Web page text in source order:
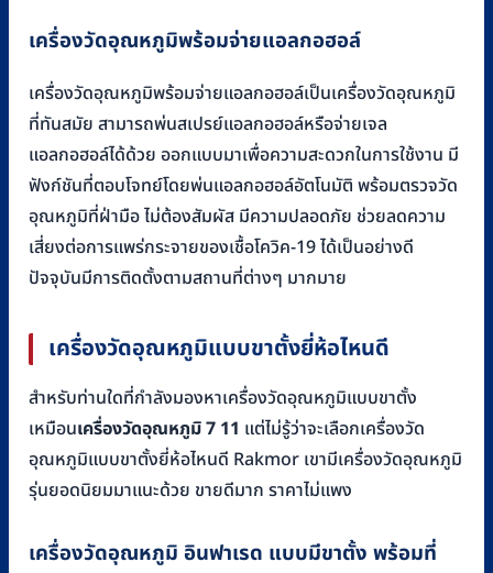
เครื่องวัดอุณหภูมิพร้อมจ่ายแอลกอฮอล์
เครื่องวัดอุณหภูมิพร้อมจ่ายแอลกอฮอล์เป็นเครื่องวัดอุณหภูมิ
ที่ทันสมัย สามารถพ่นสเปรย์แอลกอฮอล์หรือจ่ายเจล
แอลกอฮอล์ได้ด้วย ออกแบบมาเพื่อความสะดวกในการใช้งาน มี
ฟังก์ชันที่ตอบโจทย์โดยพ่นแอลกอฮอล์อัตโนมัติ พร้อมตรวจวัด
อุณหภูมิที่ฝ่ามือ ไม่ต้องสัมผัส มีความปลอดภัย ช่วยลดความ
เสี่ยงต่อการแพร่กระจายของเชื้อโควิค-19 ได้เป็นอย่างดี
ปัจจุบันมีการติดตั้งตามสถานที่ต่างๆ มากมาย
เครื่องวัดอุณหภูมิแบบขาตั้งยี่ห้อไหนดี
สำหรับท่านใดที่กำลังมองหาเครื่องวัดอุณหภูมิแบบขาตั้ง
เหมือนเครื่องวัดอุณหภูมิ 7 11 แต่ไม่รู้ว่าจะเลือกเครื่องวัด
อุณหภูมิแบบขาตั้งยี่ห้อไหนดี Rakmor เขามีเครื่องวัดอุณหภูมิ
รุ่นยอดนิยมมาแนะด้วย ขายดีมาก ราคาไม่แพง
เครื่องวัดอุณหภูมิ อินฟาเรด แบบมีขาตั้ง พร้อมที่